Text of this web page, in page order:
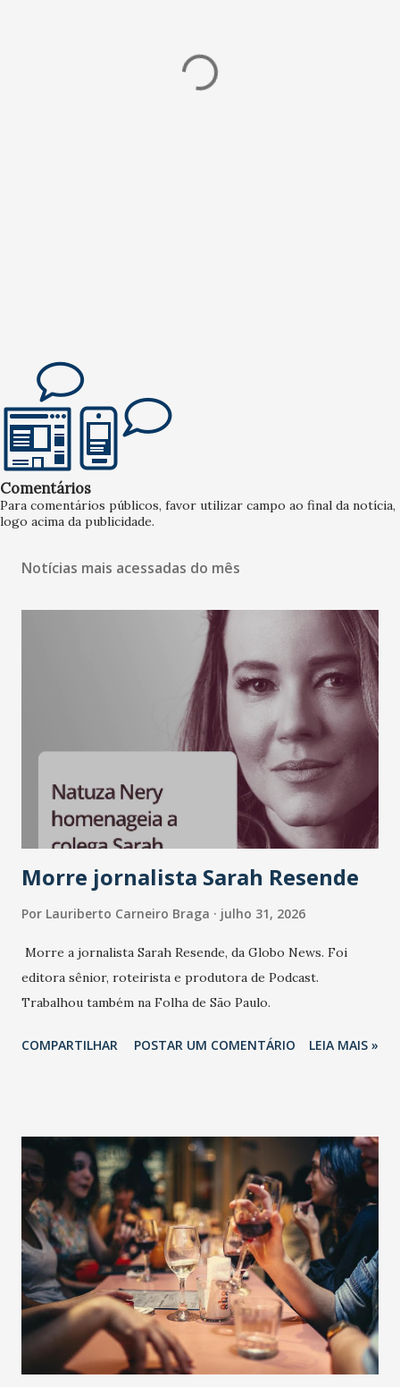
Comentários
Para comentários públicos, favor utilizar campo ao final da notícia,
logo acima da publicidade.
Notícias mais acessadas do mês
Morre jornalista Sarah Resende
Por Lauriberto Carneiro Braga julho 31, 2026
Morre a jornalista Sarah Resende, da Globo News. Foi
editora sênior, roteirista e produtora de Podcast.
Trabalhou também na Folha de São Paulo.
COMPARTILHAR POSTAR UM COMENTÁRIO LEIA MAIS »